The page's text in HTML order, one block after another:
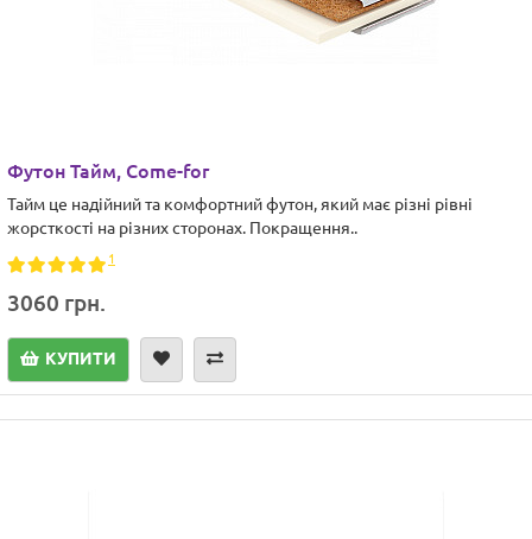
Футон Тайм, Come-for
Тайм це надійний та комфортний футон, який має різні рівні
жорсткості на різних сторонах. Покращення..
1
3060 грн.
КУПИТИ